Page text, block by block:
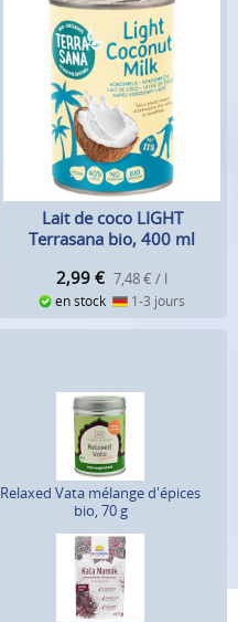
Lait de coco LIGHT
Terrasana bio, 400 ml
2,99 € 7,48 € / l
en stock 1-3 jours
Relaxed Vata mélange d'épices
bio, 70 g